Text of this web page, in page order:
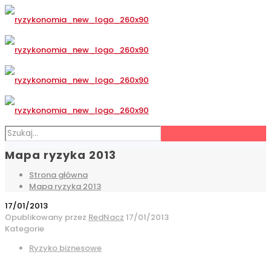
Mapa ryzyka 2013
Strona główna
Mapa ryzyka 2013
17/01/2013
Opublikowany przez RedNacz 17/01/2013
Kategorie
Ryzyko biznesowe